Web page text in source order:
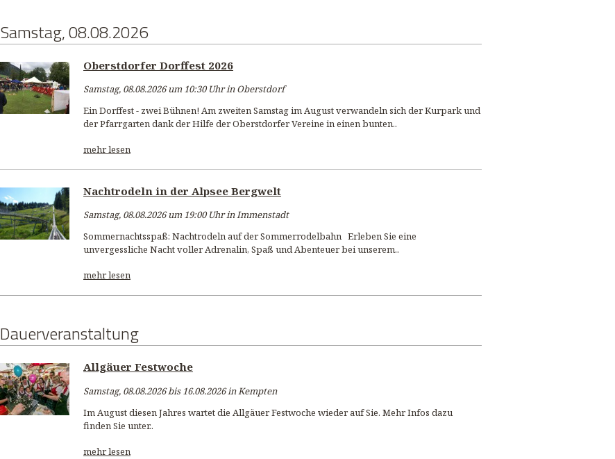
Samstag, 08.08.2026
Oberstdorfer Dorffest 2026
Samstag, 08.08.2026 um 10:30 Uhr in Oberstdorf
Ein Dorffest - zwei Bühnen! Am zweiten Samstag im August verwandeln sich der Kurpark und
der Pfarrgarten dank der Hilfe der Oberstdorfer Vereine in einen bunten..
mehr lesen
Nachtrodeln in der Alpsee Bergwelt
Samstag, 08.08.2026 um 19:00 Uhr in Immenstadt
Sommernachtsspaß: Nachtrodeln auf der Sommerrodelbahn Erleben Sie eine
unvergessliche Nacht voller Adrenalin, Spaß und Abenteuer bei unserem..
mehr lesen
Dauerveranstaltung
Allgäuer Festwoche
Samstag, 08.08.2026 bis 16.08.2026 in Kempten
Im August diesen Jahres wartet die Allgäuer Festwoche wieder auf Sie. Mehr Infos dazu
finden Sie unter..
mehr lesen